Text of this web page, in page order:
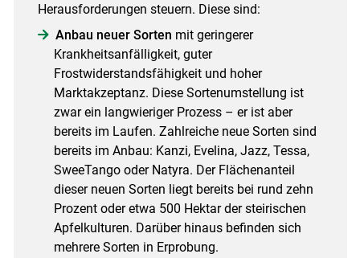
Herausforderungen steuern. Diese sind:
Anbau neuer Sorten mit geringerer
Krankheitsanfälligkeit, guter
Frostwiderstandsfähigkeit und hoher
Marktakzeptanz. Diese Sortenumstellung ist
zwar ein langwieriger Prozess – er ist aber
bereits im Laufen. Zahlreiche neue Sorten sind
bereits im Anbau: Kanzi, Evelina, Jazz, Tessa,
SweeTango oder Natyra. Der Flächenanteil
dieser neuen Sorten liegt bereits bei rund zehn
Prozent oder etwa 500 Hektar der steirischen
Apfelkulturen. Darüber hinaus befinden sich
mehrere Sorten in Erprobung.